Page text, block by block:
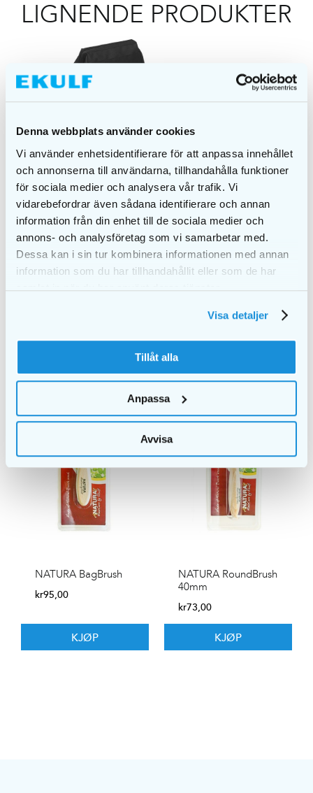
Denna webbplats använder cookies
Vi använder enhetsidentifierare för att anpassa innehållet
och annonserna till användarna, tillhandahålla funktioner
för sociala medier och analysera vår trafik. Vi
vidarebefordrar även sådana identifierare och annan
information från din enhet till de sociala medier och
annons- och analysföretag som vi samarbetar med.
Dessa kan i sin tur kombinera informationen med annan
information som du har tillhandahållit eller som de har
samlat in när du har använt deras tjänster.
Visa detaljer
Tillåt alla
Anpassa
Avvisa
LIGNENDE PRODUKTER
EKULF Toalettmappe
kr149,00
EKULF bamarBrush
DETANGELING
kr69,00
VELG
ALTERNATIV
NATURA BagBrush
kr95,00
KJØP
NATURA RoundBrush
40mm
kr73,00
KJØP